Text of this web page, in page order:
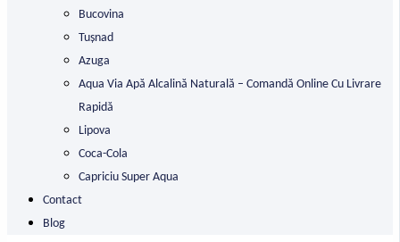
Bucovina
Tușnad
Azuga
Aqua Via Apă Alcalină Naturală – Comandă Online Cu Livrare
Rapidă
Lipova
Coca-Cola
Capriciu Super Aqua
Contact
Blog